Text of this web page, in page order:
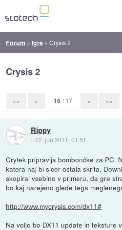
Forum »Igre »Crysis 2
Crysis 2
«« « 16 / 17 » »»
Rippy
::22. jun 2011, 01:51
Crytek pripravlja bombončke za PC.
katera naj bi sicer ostala skrita.
skopiral vsebino v primeru, da gre
bo kaj narejeno glede tega
http://www.mycrysis.com/dx11#
Na voljo bo DX11 update in teksture